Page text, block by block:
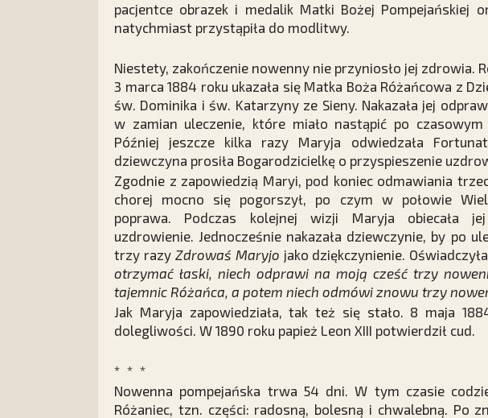
pacjentce obrazek i medalik Matki Bożej Pompejańskiej
natychmiast przystąpiła do modlitwy.
Niestety, zakończenie nowenny nie przyniosło jej zdrowia.
3 marca 1884 roku ukazała się Matka Boża Różańcowa z
św. Dominika i św. Katarzyny ze Sieny. Nakazała jej
w zamian uleczenie, które miało nastąpić po
Później jeszcze kilka razy Maryja odwiedzała
dziewczyna prosiła Bogarodzicielkę o przyspieszenie
Zgodnie z zapowiedzią Maryi, pod koniec odmawiania
chorej mocno się pogorszył, po czym w połowie
poprawa. Podczas kolejnej wizji Maryja obiecała
uzdrowienie. Jednocześnie nakazała dziewczynie, by po
trzy razy Zdrowaś Maryjo jako dziękczynienie.
otrzymać łaski, niech odprawi na moją cześć trzy
tajemnic Różańca, a potem niech odmówi znowu trzy
Jak Maryja zapowiedziała, tak też się stało. 8 maja
dolegliwości. W 1890 roku papież Leon XIII potwierdził cud.
* * *
Nowenna pompejańska trwa 54 dni. W tym czasie
Różaniec, tzn. części: radosną, bolesną i chwalebną. Po